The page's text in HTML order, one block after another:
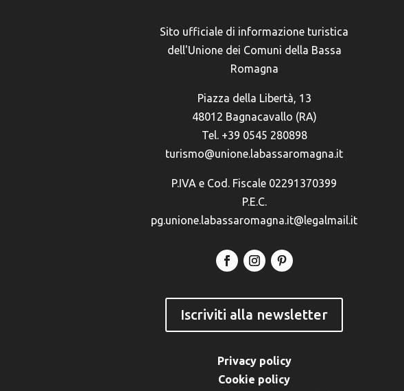
Sito ufficiale di informazione turistica
dell'Unione dei Comuni della Bassa
Romagna
Piazza della Libertà, 13
48012 Bagnacavallo (RA)
Tel. +39 0545 280898
turismo@unione.labassaromagna.it
P.IVA e Cod. Fiscale 02291370399
P.E.C.
pg.unione.labassaromagna.it@legalmail.it
Iscriviti alla newsletter
Privacy policy
Cookie policy